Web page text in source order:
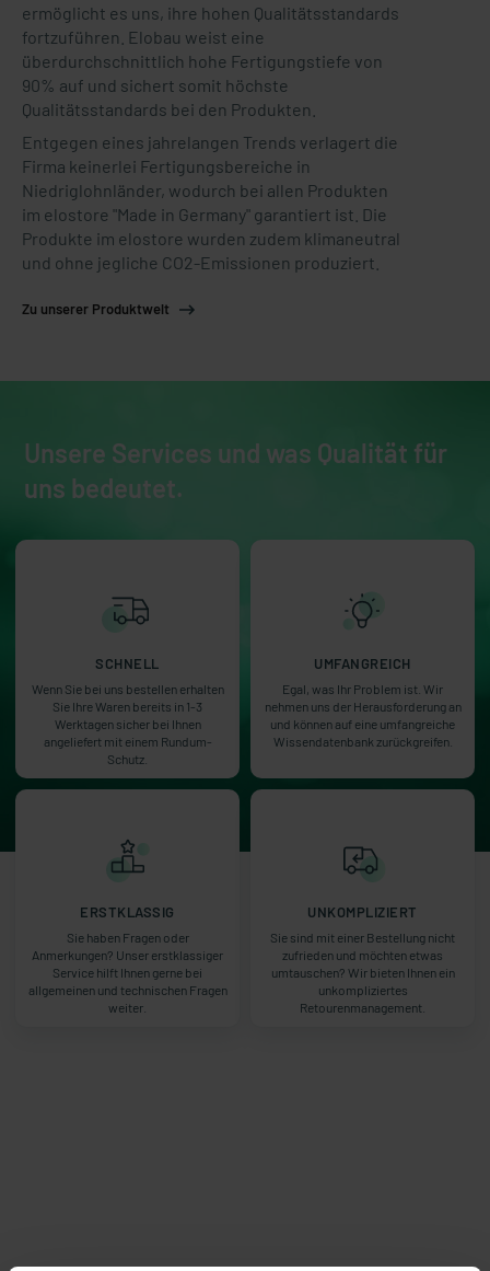
ermöglicht es uns, ihre hohen Qualitätsstandards
fortzuführen. Elobau weist eine
überdurchschnittlich hohe Fertigungstiefe von
90% auf und sichert somit höchste
Qualitätsstandards bei den Produkten.
Entgegen eines jahrelangen Trends verlagert die
Firma keinerlei Fertigungsbereiche in
Niedriglohnländer, wodurch bei allen Produkten
im elostore "Made in Germany" garantiert ist. Die
Produkte im elostore wurden zudem klimaneutral
und ohne jegliche CO2-Emissionen produziert.
Zu unserer Produktwelt
Unsere Services und was Qualität für
uns bedeutet.
SCHNELL
Wenn Sie bei uns bestellen erhalten
Sie Ihre Waren bereits in 1-3
Werktagen sicher bei Ihnen
angeliefert mit einem Rundum-
Schutz.
UMFANGREICH
Egal, was Ihr Problem ist. Wir
nehmen uns der Herausforderung an
und können auf eine umfangreiche
Wissendatenbank zurückgreifen.
ERSTKLASSIG
Sie haben Fragen oder
Anmerkungen? Unser erstklassiger
Service hilft Ihnen gerne bei
allgemeinen und technischen Fragen
weiter.
UNKOMPLIZIERT
Sie sind mit einer Bestellung nicht
zufrieden und möchten etwas
umtauschen? Wir bieten Ihnen ein
unkompliziertes
Retourenmanagement.